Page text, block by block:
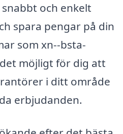
och enkelt
spara pengar på din
som xn--bsta-
möjligt för dig att
i ditt område
erbjudanden.